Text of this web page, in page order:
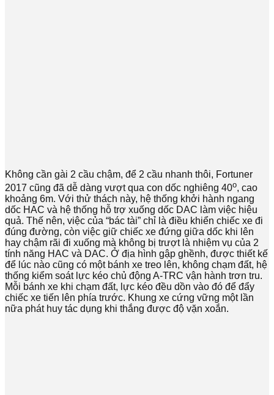
Không cần gài 2 cầu chậm, để 2 cầu nhanh thôi, Fortuner
2017 cũng đã dễ dàng vượt qua con dốc nghiêng 40o, cao
khoảng 6m. Với thử thách này, hệ thống khởi hành ngang
dốc HAC và hệ thống hỗ trợ xuống dốc DAC làm việc hiệu
quả. Thế nên, việc của “bác tài” chỉ là điều khiển chiếc xe đi
đúng đường, còn việc giữ chiếc xe đứng giữa dốc khi lên
hay chậm rãi đi xuống mà không bị trượt là nhiệm vụ của 2
tính năng HAC và DAC. Ở địa hình gập ghềnh, được thiết kế
để lúc nào cũng có một bánh xe treo lên, không chạm đất, hệ
thống kiểm soát lực kéo chủ động A-TRC vận hành trơn tru.
Mỗi bánh xe khi chạm đất, lực kéo đều dồn vào đó để đẩy
chiếc xe tiến lên phía trước. Khung xe cứng vững một lần
nữa phát huy tác dụng khi thắng được độ vặn xoắn.